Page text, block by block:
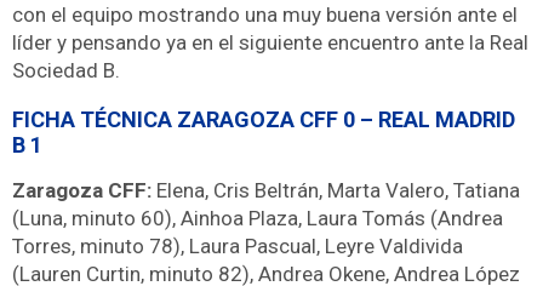
con el equipo mostrando una muy buena versión ante el
líder y pensando ya en el siguiente encuentro ante la Real
Sociedad B.
FICHA TÉCNICA ZARAGOZA CFF 0 – REAL MADRID
B 1
Zaragoza CFF: Elena, Cris Beltrán, Marta Valero, Tatiana
(Luna, minuto 60), Ainhoa Plaza, Laura Tomás (Andrea
Torres, minuto 78), Laura Pascual, Leyre Valdivida
(Lauren Curtin, minuto 82), Andrea Okene, Andrea López